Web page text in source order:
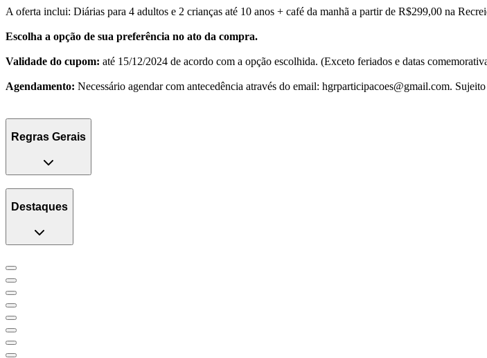
A oferta inclui: Diárias para 4 adultos e 2 crianças até 10 anos + café da manhã a partir de R$299,00 na
Escolha a opção de sua preferência no ato da compra.
Validade do cupom: até 15/12/2024 de acordo com a opção escolhida. (Exceto feriados e datas
Agendamento: Necessário agendar com antecedência através do email: hgrparticipacoes@gmail.com.
Regras Gerais
Destaques